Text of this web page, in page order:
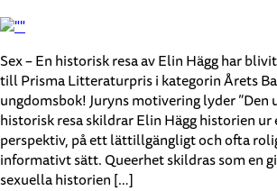
Sex – En historisk resa av Elin Hägg har
till Prisma Litteraturpris i kategorin Årets
ungdomsbok! Juryns motivering lyder ”Den
historisk resa skildrar Elin Hägg historien
perspektiv, på ett lättillgängligt och ofta
informativt sätt. Queerhet skildras som en
sexuella historien […]